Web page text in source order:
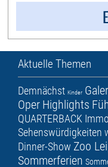
Aktuelle Themen
Demnächst Kinder
Oper Highlights
QUARTERBACK
Sehenswürdigkeiten
Dinner-Show Zoo
Sommerferien